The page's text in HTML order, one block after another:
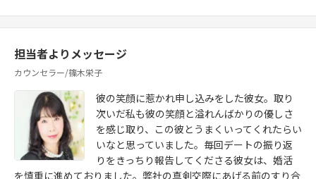
担当者よりメッセージ
カウンセラー/篠木栄子
彼の笑顔に惹かれ申し込みをした彼女。取り
次いだ私も彼の笑顔と溢れんばかりの優しさ
を感じ取り、この彼とうまくいってくれたらい
いなと思っていました。毎回デートの振り返
りをきっちり報告してくださる彼女は、婚活
を慎重に進めておりました。弊社の真剣交際にあげる前のすり合